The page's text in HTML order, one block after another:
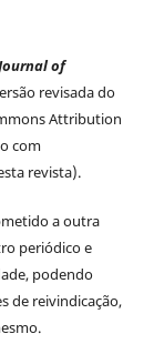
of
revisada do
Attribution
com
revista).
a outra
periódico e
podendo
de reivindicação,